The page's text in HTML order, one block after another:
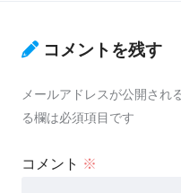
コメントを残す
メールアドレスが公開され
る欄は必須項目です
コメント ※